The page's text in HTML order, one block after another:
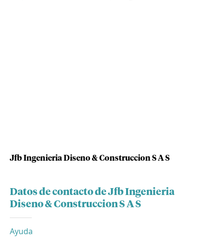
Jfb Ingenieria Diseno & Construccion S A S
Datos de contacto de Jfb Ingenieria
Diseno & Construccion S A S
Ayuda